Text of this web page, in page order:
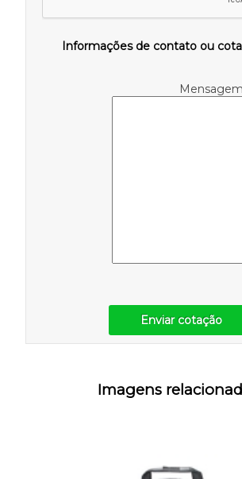
Informações de contato ou
Enviar cotação
Imagens